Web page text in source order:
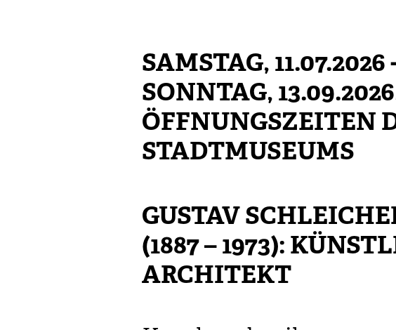
SAMSTAG, 11.07.2026
SONNTAG, 13.09.2026
ÖFFNUNGSZEITEN
STADTMUSEUMS
GUSTAV
(1887 – 1973):
ARCHITEKT